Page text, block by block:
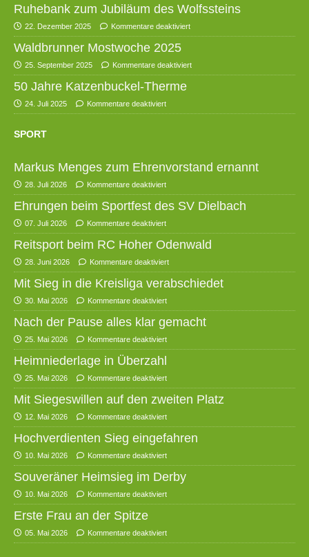
Ruhebank zum Jubiläum des Wolfssteins
22. Dezember 2025 Kommentare deaktiviert
Waldbrunner Mostwoche 2025
25. September 2025 Kommentare deaktiviert
50 Jahre Katzenbuckel-Therme
24. Juli 2025 Kommentare deaktiviert
SPORT
Markus Menges zum Ehrenvorstand ernannt
28. Juli 2026 Kommentare deaktiviert
Ehrungen beim Sportfest des SV Dielbach
07. Juli 2026 Kommentare deaktiviert
Reitsport beim RC Hoher Odenwald
28. Juni 2026 Kommentare deaktiviert
Mit Sieg in die Kreisliga verabschiedet
30. Mai 2026 Kommentare deaktiviert
Nach der Pause alles klar gemacht
25. Mai 2026 Kommentare deaktiviert
Heimniederlage in Überzahl
25. Mai 2026 Kommentare deaktiviert
Mit Siegeswillen auf den zweiten Platz
12. Mai 2026 Kommentare deaktiviert
Hochverdienten Sieg eingefahren
10. Mai 2026 Kommentare deaktiviert
Souveräner Heimsieg im Derby
10. Mai 2026 Kommentare deaktiviert
Erste Frau an der Spitze
05. Mai 2026 Kommentare deaktiviert